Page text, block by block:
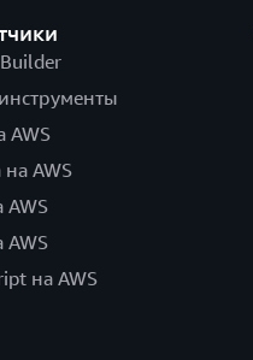
AWS
AWS
AWS
AWS
на AWS